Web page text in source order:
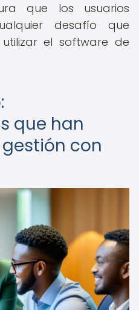
que los usuarios
desafío que
el software de
que han
con